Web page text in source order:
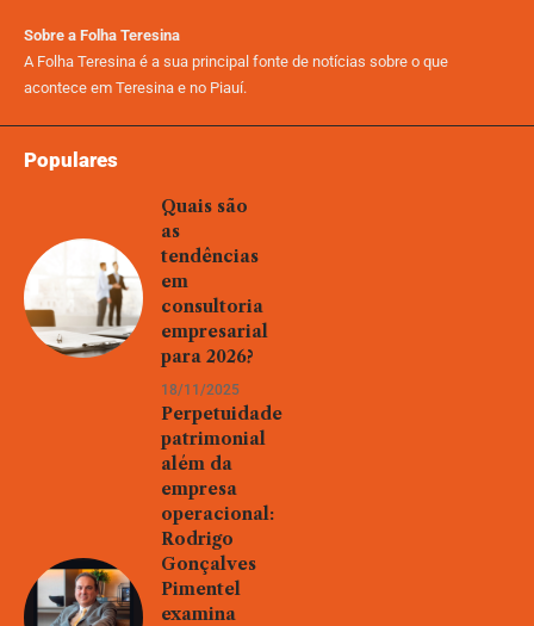
Sobre a Folha Teresina
A Folha Teresina é a sua principal fonte de notícias sobre o que
acontece em Teresina e no Piauí.
Populares
Quais são
as
tendências
em
consultoria
empresarial
para 2026?
18/11/2025
Perpetuidade
patrimonial
além da
empresa
operacional:
Rodrigo
Gonçalves
Pimentel
examina